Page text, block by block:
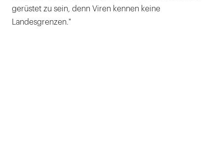
gerüstet zu sein, denn Viren kennen keine
Landesgrenzen."